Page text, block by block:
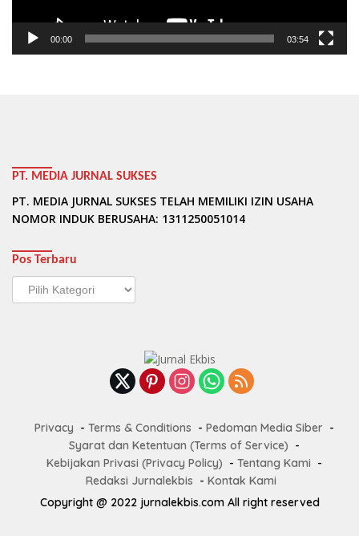
00:00 03:54
PT. MEDIA JURNAL SUKSES
PT. MEDIA JURNAL SUKSES TELAH MEMILIKI IZIN USAHA
NOMOR INDUK BERUSAHA: 1311250051014
Pos Terbaru
Pos
Terbaru
Privacy Terms & Conditions
Pedoman Media Siber
Syarat dan Ketentuan (Terms of Service)
Kebijakan Privasi (Privacy Policy)
Tentang Kami
Redaksi Jurnalekbis
Kontak Kami
Copyright @ 2022 jurnalekbis.com All right reserved